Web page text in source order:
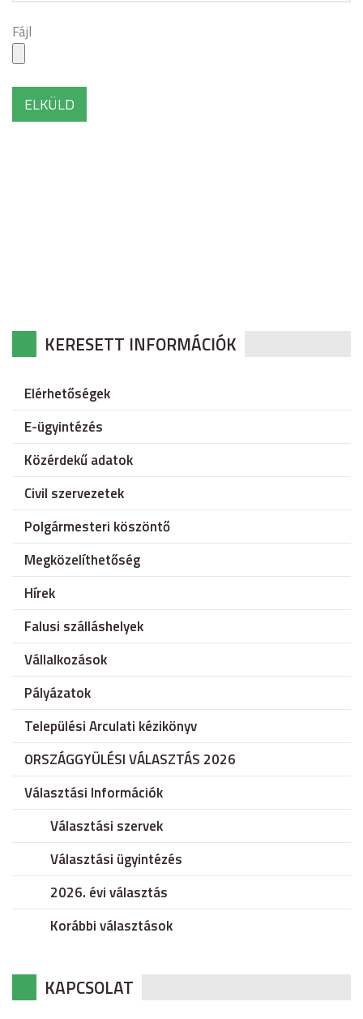
Fájl
KERESETT INFORMÁCIÓK
Elérhetőségek
E-ügyintézés
Közérdekű adatok
Civil szervezetek
Polgármesteri köszöntő
Megközelíthetőség
Hírek
Falusi szálláshelyek
Vállalkozások
Pályázatok
Települési Arculati kézikönyv
ORSZÁGGYÜLÉSI VÁLASZTÁS 2026
Választási Információk
Választási szervek
Választási ügyintézés
2026. évi választás
Korábbi választások
KAPCSOLAT